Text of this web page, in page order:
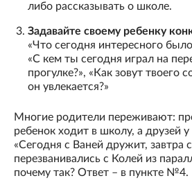
либо рассказывать о школе.
Задавайте своему ребенку
«Что сегодня интересного
«С кем ты сегодня играл на
прогулке?», «Как зовут твоего
он увлекается?»
Многие родители переживают:
ребенок ходит в школу, а друзей
«Сегодня с Ваней дружит, завтра
перезванивались с Колей из
почему так? Ответ – в пункте №4.